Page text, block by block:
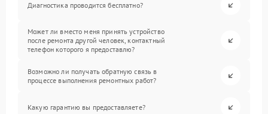
Диагностика проводится бесплатно?
Может ли вместо меня принять устройство
после ремонта другой человек, контактный
телефон которого я предоставлю?
Возможно ли получать обратную связь в
процессе выполнения ремонтных работ?
Какую гарантию вы предоставляете?